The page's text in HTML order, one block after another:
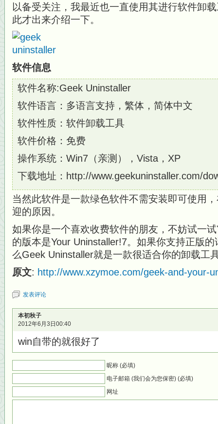
以备受关注，我最近也一直使用其进行软件卸
此才出来介绍一下。
软件信息
软件名称:Geek Uninstaller
软件语言：多语言支持，繁体，简体中文
软件性质：软件卸载工具
软件价格：免费
操作系统：Win7（亲测），Vista，XP
下载地址：http://www.geekuninstaller.com/
当然此软件是一款绿色软件不需安装即可使用
迎的原因。
如果你是一个喜欢收费软件的朋友，不妨试一
的版本是Your Uninstaller!7。如果你支持正版
么Geek Uninstaller就是一款很适合你的卸载工
原文: http://www.xzymoe.com/geek-and-your-
发表评论
本初秋子
2012年6月3日00:40
win自带的就很好了
昵称 (必填)
电子邮箱 (我们会为您保密) (必填)
网址